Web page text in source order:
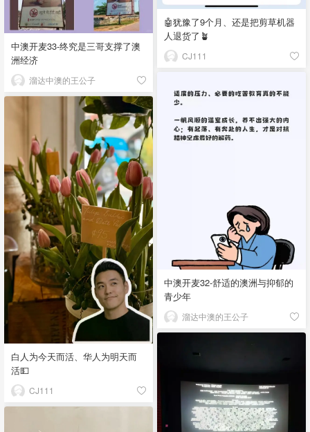
🤖犹豫了9个月、还是把剪草机器
人退货了🪴
CJ111
中澳开麦33-终究是三哥支撑了澳
洲经济
溜达中澳的王公子
中澳开麦32-舒适的澳洲与抑郁的
青少年
溜达中澳的王公子
白人为今天而活、华人为明天而
活💵
CJ111